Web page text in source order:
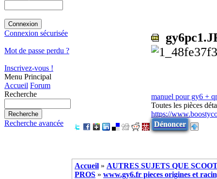
Connexion sécurisée
Mot de passe perdu ?
Inscrivez-vous !
Menu Principal
Accueil Forum
Recherche
Recherche avancée
manuel pour gy6 +
Toutes les pièces
https://
Dénoncer
Accueil » AUTRES SUJETS QUE
PROS » www.gy6.fr pieces origines et